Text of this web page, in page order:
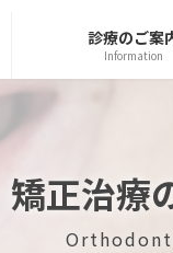
診療のご案
Information
矯正治療